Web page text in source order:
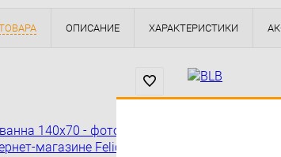
ОПИСАНИЕ ХАРАКТЕРИСТИКИ
Ванны